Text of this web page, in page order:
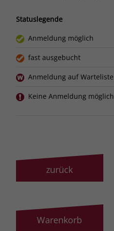
Statuslegende
Anmeldung möglich
fast ausgebucht
Anmeldung auf Warteliste
Keine Anmeldung möglich
zurück
Warenkorb